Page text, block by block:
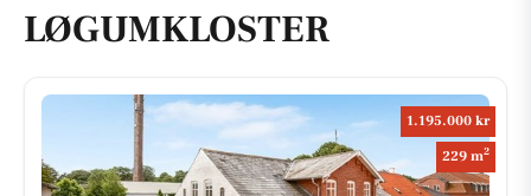
LØGUMKLOSTER
1.195.000 kr
229 m2